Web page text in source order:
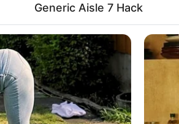
QUINTE CHANCE DU JOUR
QUINTÉ PRIX GUILLAUME DE
Generic Aisle 7 Hack
RADAR MEDIA
Caught On Camera: Chaos
Snakes Attack